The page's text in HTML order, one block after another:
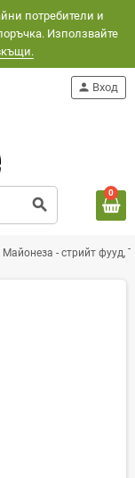
потребители и
Използвайте
search
person Вход
0
Майонеза - стрийт фууд,